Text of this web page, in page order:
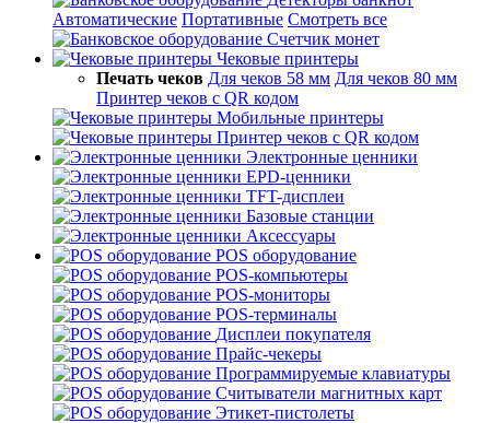
Автоматические Портативные Смотреть все
Счетчик монет
Чековые принтеры
Печать чеков Для чеков 58 мм Для чеков 80 мм
Принтер чеков с QR кодом
Мобильные принтеры
Принтер чеков с QR кодом
Электронные ценники
EPD-ценники
TFT-дисплеи
Базовые станции
Аксессуары
POS оборудование
POS-компьютеры
POS-мониторы
POS-терминалы
Дисплеи покупателя
Прайс-чекеры
Программируемые клавиатуры
Считыватели магнитных карт
Этикет-пистолеты